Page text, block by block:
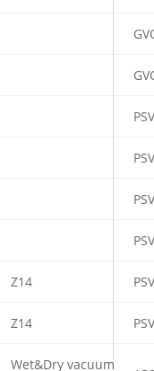
Z14
Z14
Wet&Dry vacuum